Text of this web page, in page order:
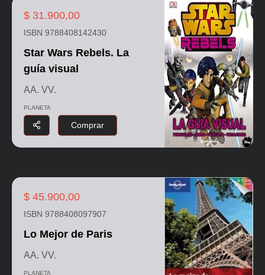
$ 31.900,00
ISBN 9788408142430
Star Wars Rebels. La
guía visual
AA. VV.
PLANETA
Comprar
$ 45.900,00
ISBN 9788408097907
Lo Mejor de Paris
AA. VV.
PLANETA